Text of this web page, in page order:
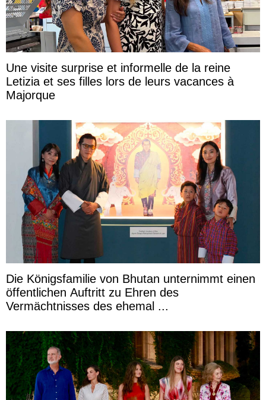
Une visite surprise et informelle de la reine
Letizia et ses filles lors de leurs vacances à
Majorque
Die Königsfamilie von Bhutan unternimmt einen
öffentlichen Auftritt zu Ehren des
Vermächtnisses des ehemal ...